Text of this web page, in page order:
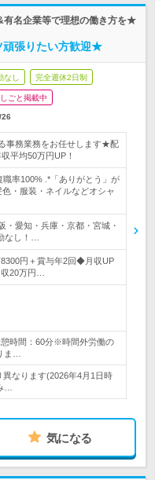
有名企業等で理想の働き方を★
頑張りたい方歓迎★
なし 完全週休2日制
ごと掲載中
事務業務をお任せします★配
平均50万円UP！
率100% .*「ありがとう」が
・服装・ネイルなどオシャ
・愛知・兵庫・京都・宮城・
なし！…
円＋賞与年2回◆月収UP
20万円…
時間：60分※時間外労働の
ま…
なります(2026年4月1日時
…
気になる